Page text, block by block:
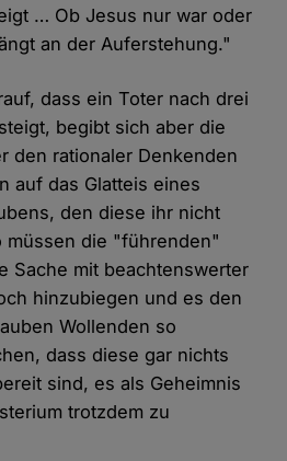
… Ob Jesus nur war oder
an der Auferstehung."
dass ein Toter nach drei
begibt sich aber die
den rationaler Denkenden
auf das Glatteis eines
den diese ihr nicht
müssen die "führenden"
Sache mit beachtenswerter
hinzubiegen und es den
Wollenden so
dass diese gar nichts
sind, es als Geheimnis
trotzdem zu